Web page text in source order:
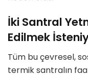
İki Santral
Edilmek
Tüm bu çevresel,
termik santralın